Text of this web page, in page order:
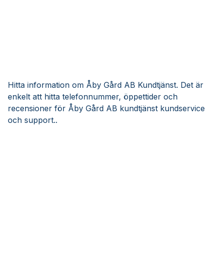
Hitta information om Åby Gård AB Kundtjänst. Det är
enkelt att hitta telefonnummer, öppettider och
recensioner för Åby Gård AB kundtjänst kundservice
och support..